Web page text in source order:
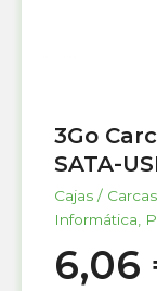
3Go
SATA-
Cajas /
Informática
6,06